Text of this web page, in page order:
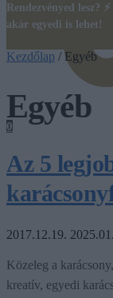
0
Rendezvényed lesz? ⚡
akár egyedi is lehet!
Kezdőlap / Egyéb
Egyéb
Az 5
2017.12.19.
Közeleg a
kreatív, egyedi